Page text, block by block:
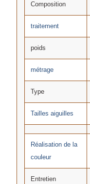
Composition
traitement
poids
métrage
Type
Tailles aiguilles
Réalisation de la
couleur
Entretien